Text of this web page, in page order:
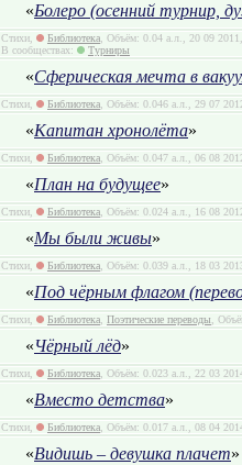
«Болеро (осенний турнир,
Стихи, Библиотека, Объём: 0.04 а.л., 20 09
В сообществах:
Турниры
«Сферическая мечта в
Стихи, Библиотека, Объём: 0.046 а.л., 29 07
«Капитан хронолёта»
Стихи, Библиотека, Объём: 0.047 а.л., 06 08
«План на будущее»
Стихи, Библиотека, Объём: 0.024 а.л., 16 08
«Мы были живы»
Стихи, Библиотека, Объём: 0.039 а.л., 18 03
«Под чёрным флагом
Стихи, Библиотека, Поэтические переводы,
«Чёрный лёд»
Стихи, Библиотека, Объём: 0.023 а.л., 22 03
«Вместо детства»
Стихи, Библиотека, Объём: 0.017 а.л., 08 04
«Видишь – девушка плачет»